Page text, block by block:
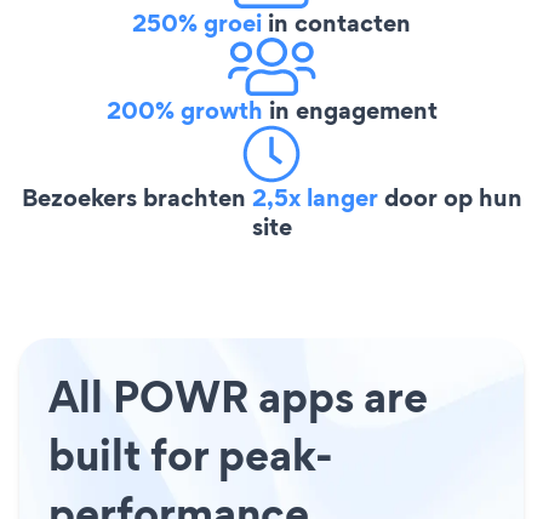
250% groei in contacten
200% growth in engagement
Bezoekers brachten 2,5x langerdoor op hun
site
All POWR apps are
built for peak-